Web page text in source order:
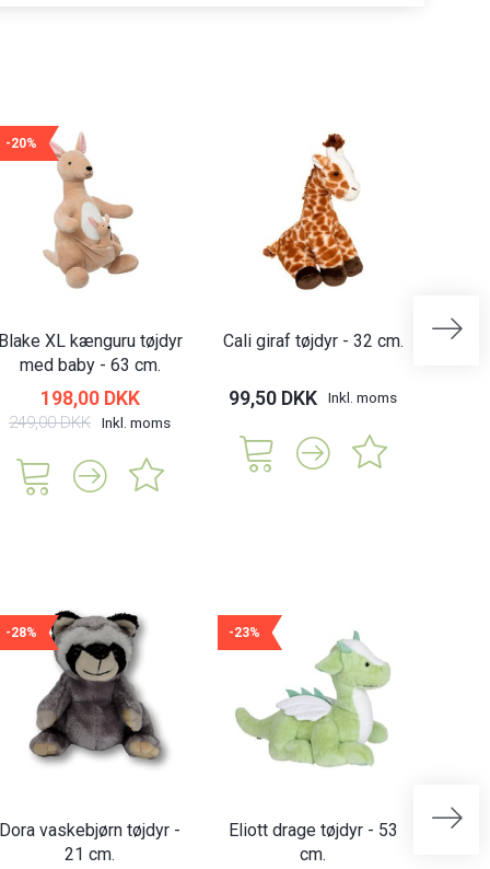
-20%
Blake XL kænguru tøjdyr
med baby - 63 cm.
198,00 DKK
249,00 DKK Inkl. moms
Cali giraf tøjdyr - 32 cm.
99,50 DKK Inkl. moms
-28%
Dora vaskebjørn tøjdyr -
21 cm.
-23%
Eliott drage tøjdyr - 53
cm.